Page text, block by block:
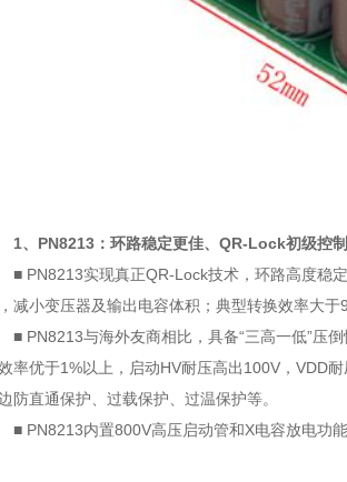
PN8213：环路稳定更佳、QR-Lock初级
PN8213实现真正QR-Lock技术，环路高度稳定
减小变压器及输出电容体积；典型转换效率大
PN8213与海外友商相比，具备“三高一低”压倒
率优于1%以上，启动HV耐压高出100V，VDD
防直通保护、过载保护、过温保护等。
PN8213内置800V高压启动管和X电容放电功能